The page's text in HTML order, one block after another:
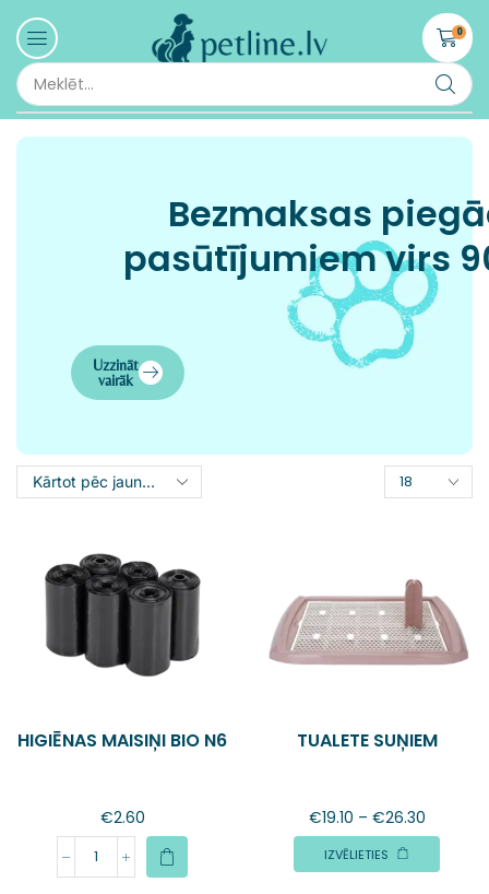
0
Bezmaksas
pasūtījumiem virs
Uzzināt
vairāk
HIGIĒNAS MAISIŅI BIO N6
€2.60
TUALETE SUŅIEM
€19.10 – €26.30
IZVĒLIETIES